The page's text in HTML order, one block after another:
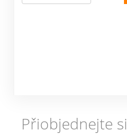
Přiobjednejte si